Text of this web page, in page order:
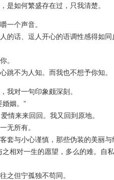
如何繁盛存在过，只我清楚。
个声音。
话、逗人开心的语调性感得如同
。
不为人知。而我也不想予你知。
对一句印象颇深刻。
姻。”
来来回回。我又回到原地。
所有。
与小心谨慎，那些伪装的美丽与
对一生的愿望，多么的难。自私
但宁孤独不苟同。